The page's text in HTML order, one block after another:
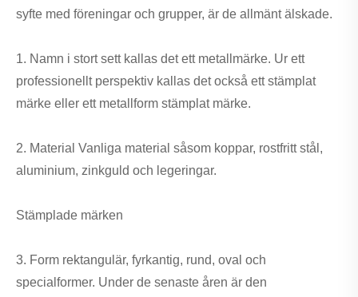
syfte med föreningar och grupper, är de allmänt älskade.
1. Namn i stort sett kallas det ett metallmärke. Ur ett
professionellt perspektiv kallas det också ett stämplat
märke eller ett metallform stämplat märke.
2. Material Vanliga material såsom koppar, rostfritt stål,
aluminium, zinkguld och legeringar.
Stämplade märken
3. Form rektangulär, fyrkantig, rund, oval och
specialformer. Under de senaste åren är den